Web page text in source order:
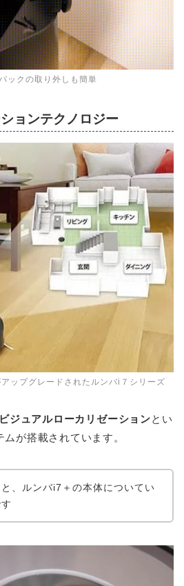
ックの取り外しも簡単
ョンテクノロジー
ップグレードされたルンバi７シリーズ
ジュアルローカリゼーションとい
が搭載されています。
、ルンバi7＋の本体についてい